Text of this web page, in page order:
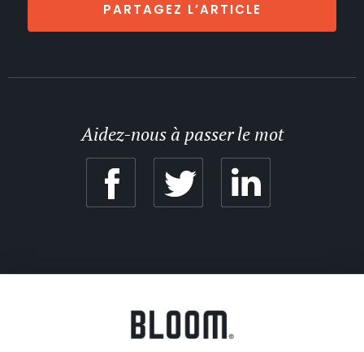
PARTAGEZ L’ARTICLE
Aidez-nous à passer le mot